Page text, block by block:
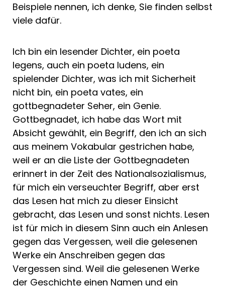
Beispiele nennen, ich denke, Sie finden selbst
viele dafür.
Ich bin ein lesender Dichter, ein poeta
legens, auch ein poeta ludens, ein
spielender Dichter, was ich mit Sicherheit
nicht bin, ein poeta vates, ein
gottbegnadeter Seher, ein Genie.
Gottbegnadet, ich habe das Wort mit
Absicht gewählt, ein Begriff, den ich an sich
aus meinem Vokabular gestrichen habe,
weil er an die Liste der Gottbegnadeten
erinnert in der Zeit des Nationalsozialismus,
für mich ein verseuchter Begriff, aber erst
das Lesen hat mich zu dieser Einsicht
gebracht, das Lesen und sonst nichts. Lesen
ist für mich in diesem Sinn auch ein Anlesen
gegen das Vergessen, weil die gelesenen
Werke ein Anschreiben gegen das
Vergessen sind. Weil die gelesenen Werke
der Geschichte einen Namen und ein